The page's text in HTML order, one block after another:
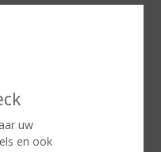
uw
en ook
kokos komt terug in de